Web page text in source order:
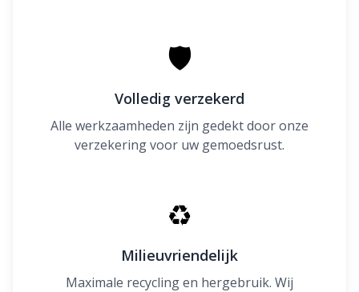
🛡
Volledig verzekerd
Alle werkzaamheden zijn gedekt door onze
verzekering voor uw gemoedsrust.
♻
Milieuvriendelijk
Maximale recycling en hergebruik. Wij